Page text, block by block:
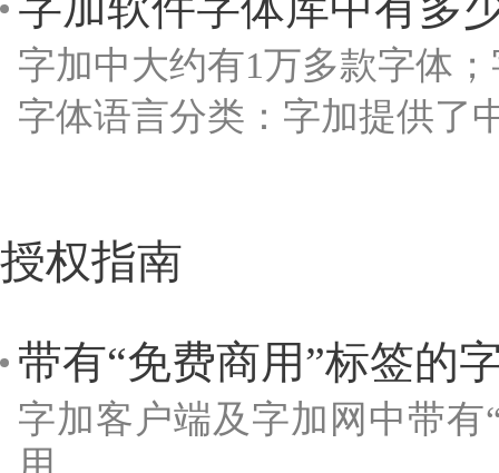
字加中大约有1万多款字体
字体语言分类：字加提供了
授权指南
带有“免费商用”标签的
字加客户端及字加网中带